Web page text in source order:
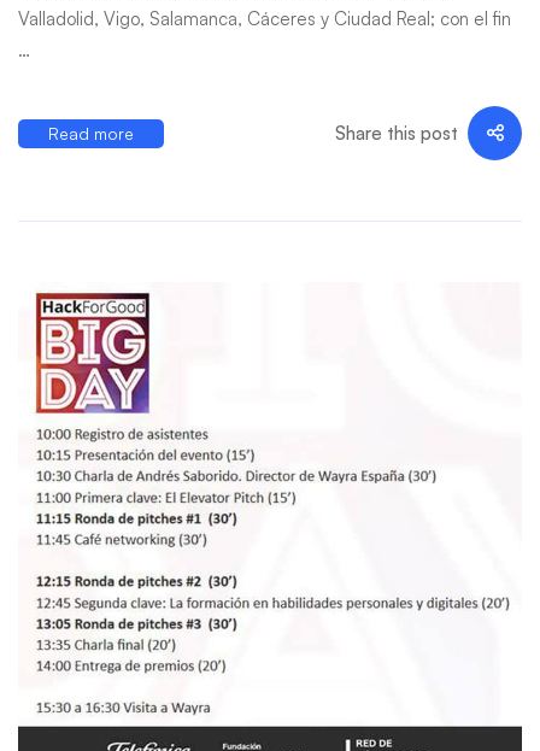
Valladolid, Vigo, Salamanca, Cáceres y Ciudad Real; con el fin
…
Read more Share this post